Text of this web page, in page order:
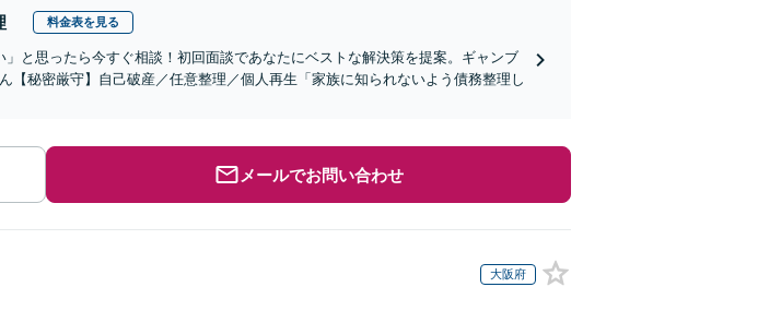
料金表を見る
」と思ったら今すぐ相談！初回面談であなたにベストな解決策を提案。ギャンブ
【秘密厳守】自己破産／任意整理／個人再生「家族に知られないよう債務整理し
メールでお問い合わせ
大阪府